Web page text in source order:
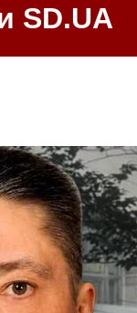
SD.UA